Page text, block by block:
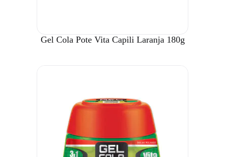
Gel Cola Pote Vita Capili Laranja 180g